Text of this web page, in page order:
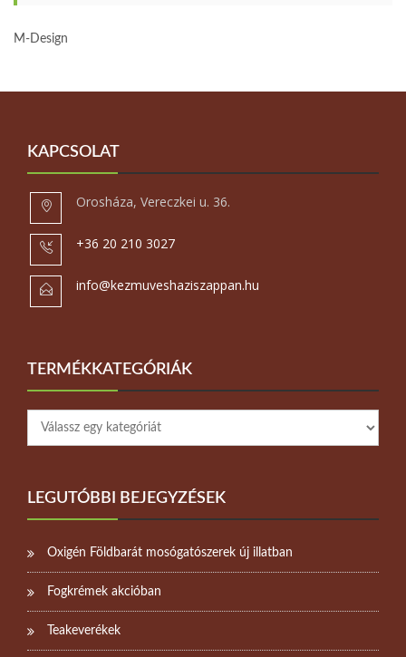
M-Design
KAPCSOLAT
Orosháza, Vereczkei u. 36.
+36 20 210 3027
info@kezmuveshaziszappan.hu
TERMÉKKATEGÓRIÁK
LEGUTÓBBI BEJEGYZÉSEK
Oxigén Földbarát mosógatószerek új illatban
Fogkrémek akcióban
Teakeverékek